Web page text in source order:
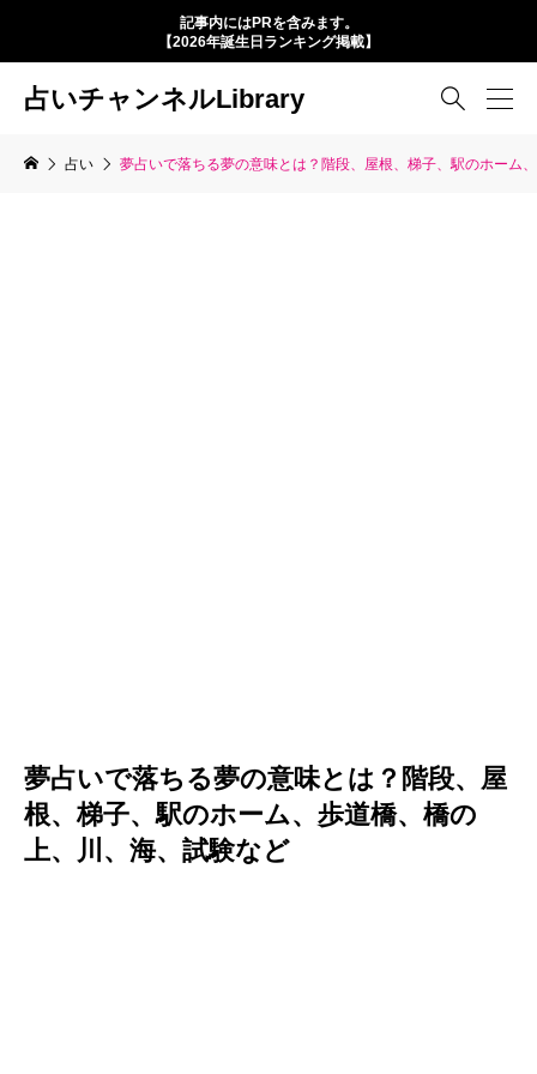
記事内にはPRを含みます。
【2026年誕生日ランキング掲載】
占いチャンネルLibrary 
占い 夢占いで落ちる夢の意味とは？階段、屋根、梯子、駅のホーム
夢占いで落ちる夢の意味とは？階段、屋
根、梯子、駅のホーム、歩道橋、橋の
上、川、海、試験など